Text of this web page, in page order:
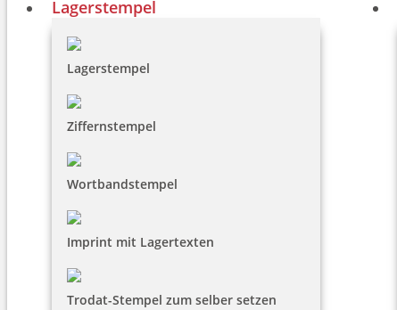
Lagerstempel
Lagerstempel
Ziffernstempel
Wortbandstempel
Imprint mit Lagertexten
Trodat-Stempel zum selber setzen